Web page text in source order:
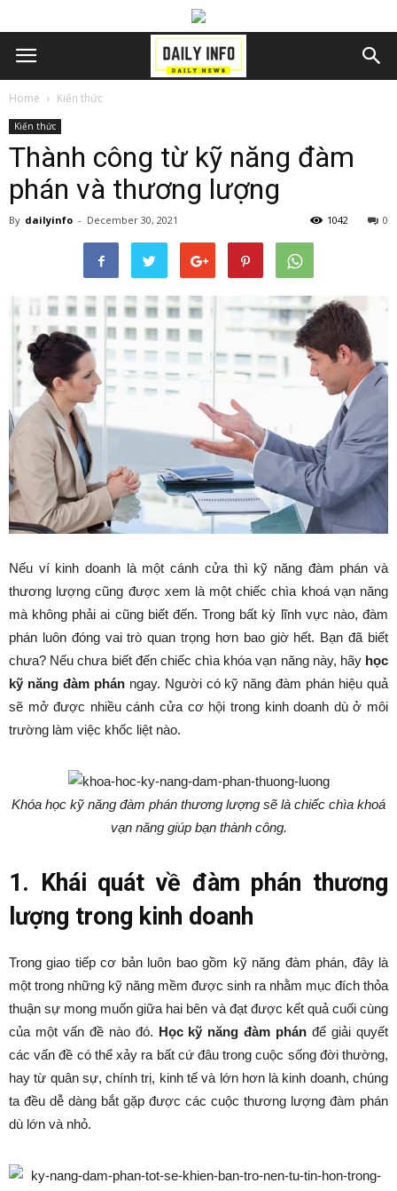
Home Kiến thức
Kiến thức
Thành công từ kỹ năng đàm
phán và thương lượng
By dailyinfo - December 30, 2021 0
1042
Nếu ví kinh doanh là một cánh cửa thì kỹ năng đàm phán và
thương lượng cũng được xem là một chiếc chìa khoá vạn năng
mà không phải ai cũng biết đến. Trong bất kỳ lĩnh vực nào, đàm
phán luôn đóng vai trò quan trọng hơn bao giờ hết. Bạn đã biết
chưa? Nếu chưa biết đến chiếc chìa khóa vạn năng này, hãy học
kỹ năng đàm phánngay. Người có kỹ năng đàm phán hiệu quả
sẽ mở được nhiều cánh cửa cơ hội trong kinh doanh dù ở môi
trường làm việc khốc liệt nào.
Khóa học kỹ năng đàm phán thương lượng sẽ là chiếc chìa khoá
vạn năng giúp bạn thành công.
1. Khái quát về đàm phán thương
lượng trong kinh doanh
Trong giao tiếp cơ bản luôn bao gồm kỹ năng đàm phán, đây là
một trong những kỹ năng mềm được sinh ra nhằm mục đích thỏa
thuận sự mong muốn giữa hai bên và đạt được kết quả cuối cùng
của một vấn đề nào đó. Học kỹ năng đàm phán để giải quyết
các vấn đề có thể xảy ra bất cứ đâu trong cuộc sống đời thường,
hay từ quân sự, chính trị, kinh tế và lớn hơn là kinh doanh, chúng
ta đều dễ dàng bắt gặp được các cuộc thương lượng đàm phán
dù lớn và nhỏ.